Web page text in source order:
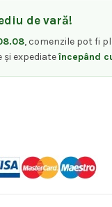
de vară!
, comenzile pot fi
și expediateîncepând